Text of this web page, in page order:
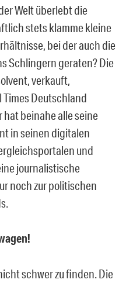
Welt überlebt die
stets klamme kleine
bei der auch die
Schlingern geraten? Die
verkauft,
Deutschland
beinahe alle seine
in seinen digitalen
und
journalistische
noch zur politischen
schwer zu finden. Die